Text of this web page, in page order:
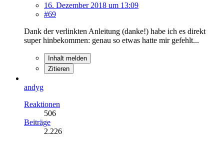
16. Dezember 2018 um 13:09
#69
Dank der verlinkten Anleitung (danke!) habe ich es direkt
super hinbekommen: genau so etwas hatte mir gefehlt...
Inhalt melden
Zitieren
andyg
Reaktionen
506
Beiträge
2.226